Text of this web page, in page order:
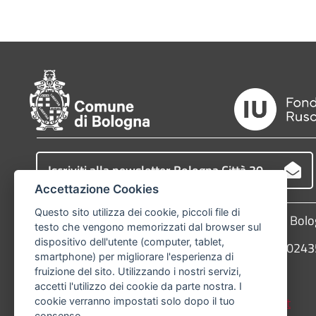
Iscriviti alla newsletter Bologna Città 30
Comune di Bologna, Piazza Maggiore, 6 - 40124
P.Iva: 01232710374 - Cod. IBAN: IT 88 R 02008
Telefono:051203040
PEC:protocollogenerale@pec.comune.bologna.it
Accettazione Cookies
Questo sito utilizza dei cookie, piccoli file di
testo che vengono memorizzati dal browser sul
dispositivo dell'utente (computer, tablet,
smartphone) per migliorare l'esperienza di
fruizione del sito. Utilizzando i nostri servizi,
accetti l'utilizzo dei cookie da parte nostra. I
cookie verranno impostati solo dopo il tuo